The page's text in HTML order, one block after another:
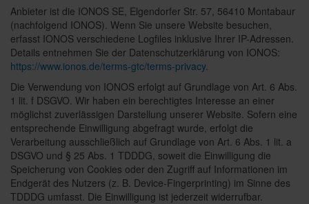
Anbieter ist die IONOS SE, Elgendorfer Str. 57, 56410 Montabaur
(nachfolgend IONOS). Wenn Sie unsere Website besuchen,
erfasst IONOS verschiedene Logfiles inklusive Ihrer IP-Adressen.
Details entnehmen Sie der Datenschutzerklärung von IONOS:
https://www.ionos.de/terms-gtc/terms-privacy.
Die Verwendung von IONOS erfolgt auf Grundlage von Art. 6 Abs.
1 lit. f DSGVO. Wir haben ein berechtigtes Interesse an einer
möglichst zuverlässigen Darstellung unserer Website. Sofern eine
entsprechende Einwilligung abgefragt wurde, erfolgt die
Verarbeitung ausschließlich auf Grundlage von Art. 6 Abs. 1 lit. a
DSGVO und § 25 Abs. 1 TDDDG, soweit die Einwilligung die
Speicherung von Cookies oder den Zugriff auf Informationen im
Endgerät des Nutzers (z. B. Device-Fingerprinting) im Sinne des
TDDDG umfasst. Die Einwilligung ist jederzeit widerrufbar.